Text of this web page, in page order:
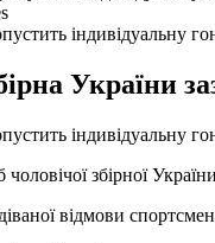
індивідуальну
України
індивідуальну
збірної
відмови